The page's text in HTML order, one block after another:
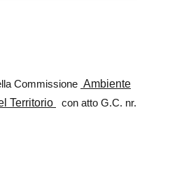
Commissione Ambiente
Territorio
con atto G.C. nr.